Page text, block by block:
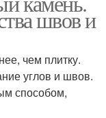
швов и
чем плитку.
углов и швов.
способом,